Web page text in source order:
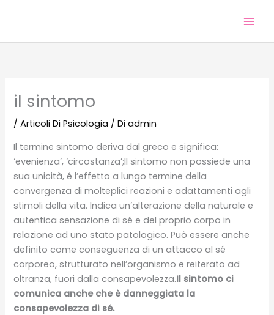
il sintomo
/Articoli Di Psicologia / Diadmin
Il termine sintomo deriva dal greco e significa:
‘evenienza’, ‘circostanza’;Il sintomo non possiede una
sua unicità, é l’effetto a lungo termine della
convergenza di molteplici reazioni e adattamenti agli
stimoli della vita. Indica un’alterazione della naturale e
autentica sensazione di sé e del proprio corpo in
relazione ad uno stato patologico. Può essere anche
definito come conseguenza di un attacco al sé
corporeo, strutturato nell’organismo e reiterato ad
oltranza, fuori dalla consapevolezza.Il sintomo ci
comunica anche che è danneggiata la
consapevolezza di sé.